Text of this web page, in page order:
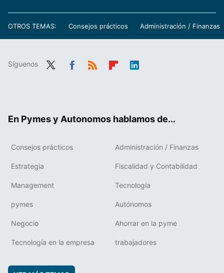
OTROS TEMAS: Consejos prácticos Administración / Finanzas
Síguenos
En Pymes y Autonomos hablamos de...
Consejos prácticos Administración / Finanzas
Estrategia Fiscalidad y Contabilidad
Management Tecnología
pymes Autónomos
Negocio Ahorrar en la pyme
Tecnología en la empresa trabajadores